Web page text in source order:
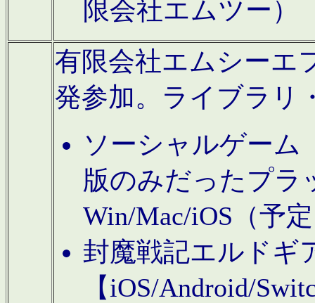
限会社エムツー）
有限会社エムシーエ
発参加。ライブラリ
ソーシャルゲーム
版のみだったプラ
Win/Mac/iOS（予
封魔戦記エルドギ
【iOS/Android/